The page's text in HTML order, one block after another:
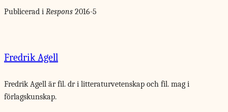
Publicerad i Respons 2016-5
Fredrik Agell
Fredrik Agell är fil. dr i ­litteraturvetenskap och fil. mag i
förlagskunskap.